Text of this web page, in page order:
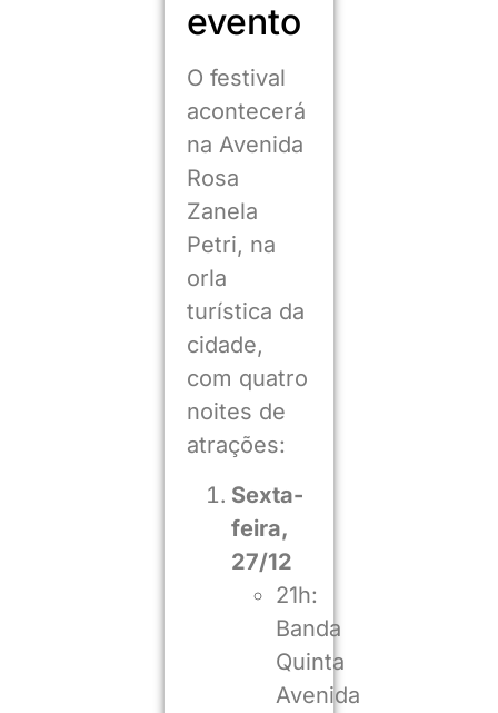
evento
O festival
acontecerá
na Avenida
Rosa
Zanela
Petri, na
orla
turística da
cidade,
com quatro
noites de
atrações:
Sexta-
feira,
27/12
21h:
Banda
Quinta
Avenida